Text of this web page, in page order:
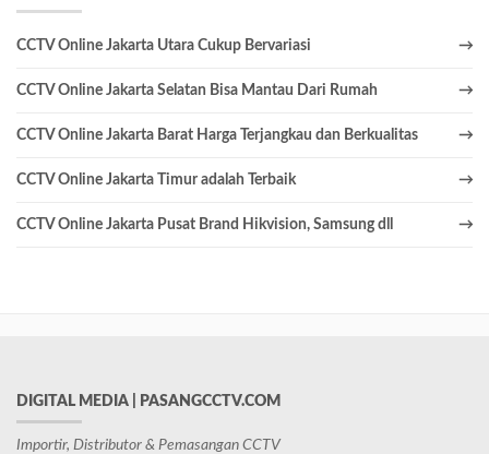
CCTV Online Jakarta Utara Cukup Bervariasi
CCTV Online Jakarta Selatan Bisa Mantau Dari Rumah
CCTV Online Jakarta Barat Harga Terjangkau dan Berkualitas
CCTV Online Jakarta Timur adalah Terbaik
CCTV Online Jakarta Pusat Brand Hikvision, Samsung dll
DIGITAL MEDIA | PASANGCCTV.COM
Importir, Distributor & Pemasangan CCTV